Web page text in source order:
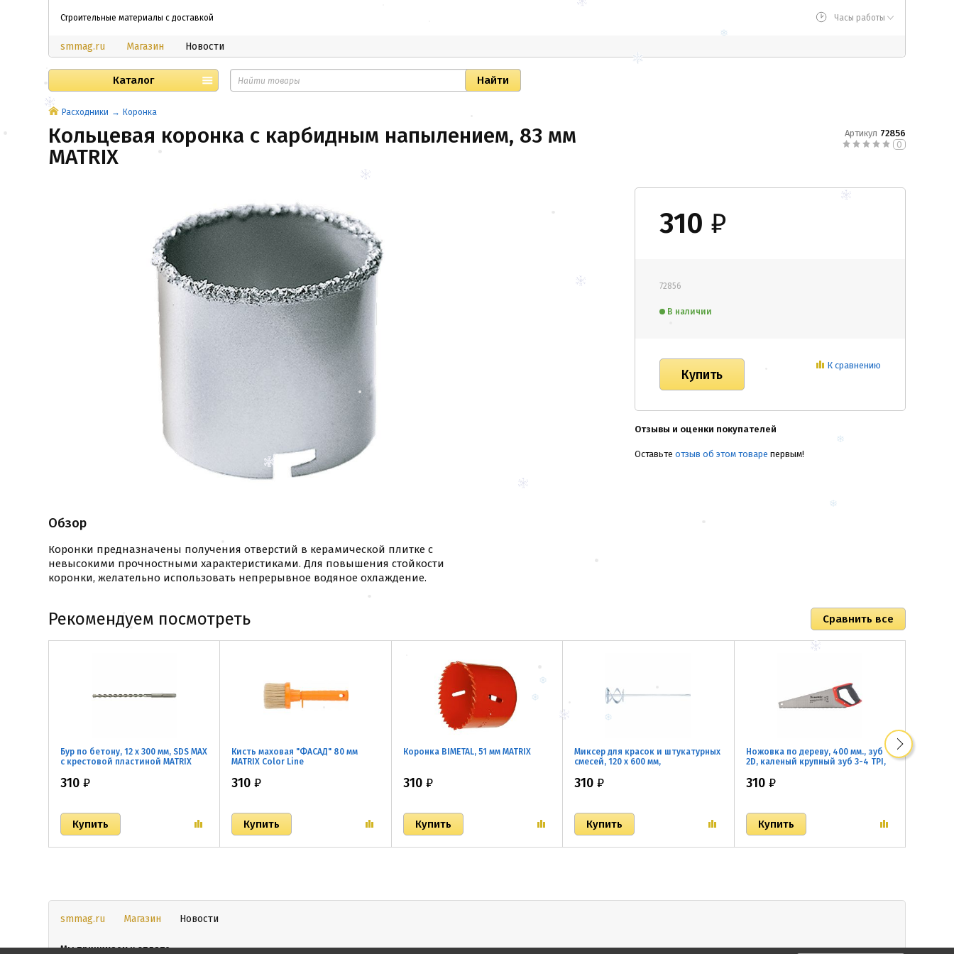
Строительные материалы с доставкой Часы работы
smmag.ru Магазин Новости
Каталог
Расходники Коронка
Кольцевая коронка с карбидным напылением, 83 мм
MATRIX
Артикул 72856
0
Обзор
Коронки предназначены получения отверстий в керамической плитке с
невысокими прочностными характеристиками. Для повышения стойкости
коронки, желательно использовать непрерывное водяное охлаждение.
310 ₽
72856
В наличии
К сравнению
Отзывы и оценки покупателей
Оставьте отзыв об этом товаре первым!
Рекомендуем посмотреть
Бур по бетону, 12 х 300 мм, SDS MAX
c крестовой пластиной MATRIX
310 ₽
Кисть маховая "ФАСАД" 80 мм
MATRIX Color Line
310₽
Коронка BIMETAL, 51 мм MATRIX
310 ₽
Миксер для красок и штукатурных
смесей, 120 х 600 мм,
Plus MATRIX
310₽
Ножовка по дереву, 400 мм., зуб
2D, каленый крупный зуб 3-4 TPI,
MATRIX MASTER
310 ₽
smmag.ru Магазин Новости
Мы принимаем к оплате